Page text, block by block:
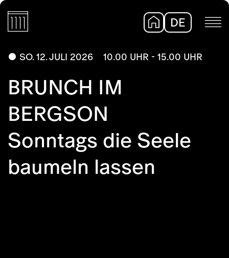
DE
SO. 12. JULI 2026 10.00 UHR - 15.00 UHR
BRUNCH IM
BERGSON
Sonntags die Seele
baumeln lassen